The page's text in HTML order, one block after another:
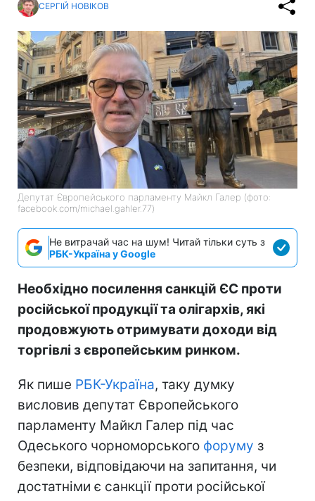
СЕРГІЙ НОВІКОВ
Депутат Європейського парламенту Майкл Галер (фото:
facebook.com/michael.gahler.77)
Не витрачай час на шум! Читай тільки суть з
РБК-Україна у Google
Необхідно посилення санкцій ЄС проти
російської продукції та олігархів, які
продовжують отримувати доходи від
торгівлі з європейським ринком.
Як пише РБК-Україна, таку думку
висловив депутат Європейського
парламенту Майкл Галер під час
Одеського чорноморського форуму з
безпеки, відповідаючи на запитання, чи
достатніми є санкції проти російської